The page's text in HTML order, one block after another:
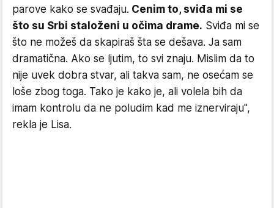
parove kako se svađaju. Cenim to, sviđa mi se
što su Srbi staloženi u očima drame. Sviđa mi se
što ne možeš da skapiraš šta se dešava. Ja sam
dramatična. Ako se ljutim, to svi znaju. Mislim da to
nije uvek dobra stvar, ali takva sam, ne osećam se
loše zbog toga. Tako je kako je, ali volela bih da
imam kontrolu da ne poludim kad me iznerviraju",
rekla je Lisa.